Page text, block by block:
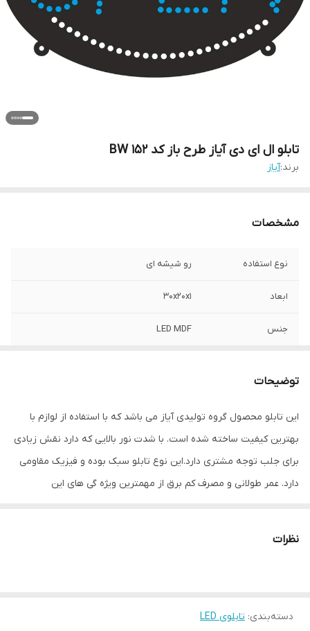
تابلو ال ای دی آیاز طرح باز کد 152 BW
برند:آیاز
مشخصات
نوع استفاده رو شیشه ای
ابعاد 30x20x1
جنس LED MDF
توضیحات
این تابلو محصول گروه تولیدی آیاز می باشد که با استفاده از لوازم با
بهترین کیفیت ساخته شده است. با شدت نور بالایی که دارد نقش زیادی
برای جلب توجه مشتری دارد.این نوع تابلو سبک بوده و فیزیک مقاومی
دارد. عمر طولانی و مصرف کم برق از مهمترین ویژه گی های این
تابلو می تواند در هر موقعیتی که لازم باشد آویز شود و یا تکیه داده
باشیم. با شدت نور بالا این تابلو روز دید است و بر خلاف نمونه های دیگر
نظرات
دسته‌بندی: تابلوی LED